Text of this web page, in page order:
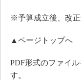
※予算成立後、改正
▲ページトップへ
PDF形式のファイ
す。